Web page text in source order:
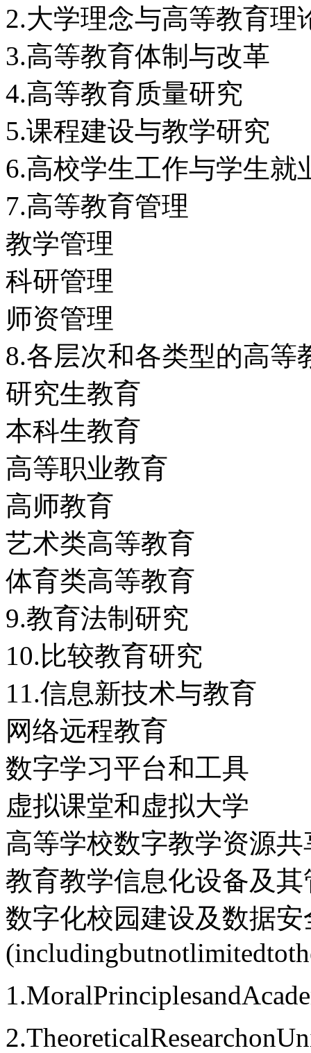
2.大学理念与高等教育理
3.高等教育体制与改革
4.高等教育质量研究
5.课程建设与教学研究
6.高校学生工作与学生就
7.高等教育管理
教学管理
科研管理
师资管理
8.各层次和各类型的高等
研究生教育
本科生教育
高等职业教育
高师教育
艺术类高等教育
体育类高等教育
9.教育法制研究
10.比较教育研究
11.信息新技术与教育
网络远程教育
数字学习平台和工具
虚拟课堂和虚拟大学
高等学校数字教学资源
教育教学信息化设备及其
数字化校园建设及数据安